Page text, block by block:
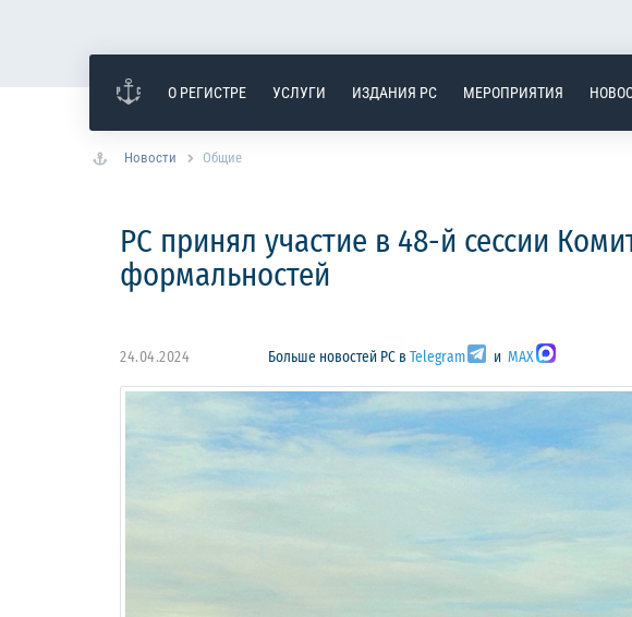
О РЕГИСТРЕ УСЛУГИ ИЗДАНИЯ РС МЕРОПРИЯТИЯ
Новости Общие
РС принял участие в 48-й сессии
формальностей
24.04.2024 Больше новостей РС вTelegram иMAX